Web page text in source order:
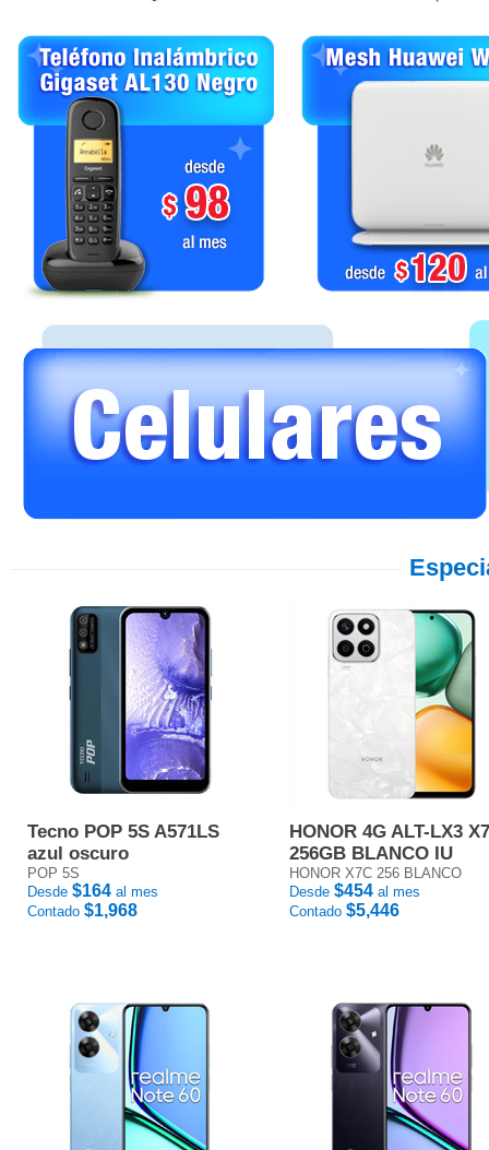
Tecno POP 5S A571LS
azul oscuro
POP 5S
Desde $164 al mes
Contado $1,968
HONOR 4G ALT-LX3
256GB BLANCO IU
HONOR X7C 256 BLANCO
Desde $454 al mes
Contado $5,446